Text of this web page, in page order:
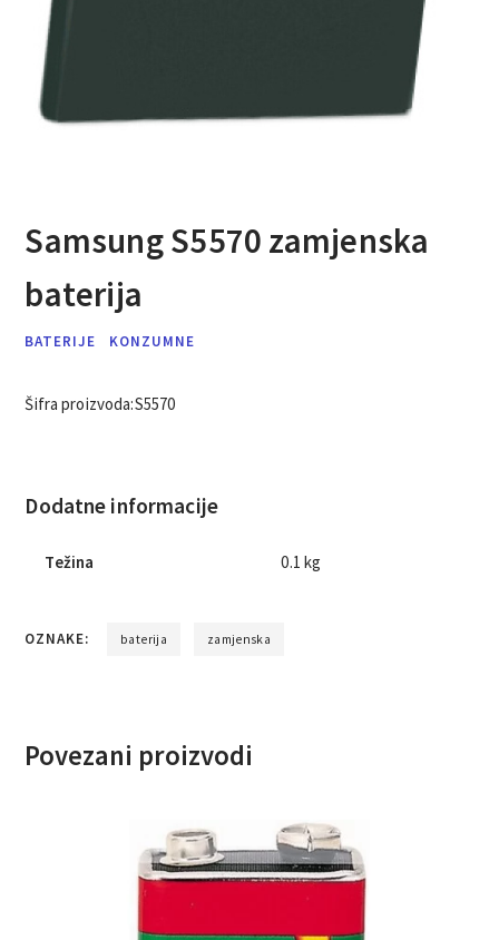
Samsung S5570 zamjenska
baterija
BATERIJE KONZUMNE
Šifra proizvoda:S5570
Dodatne informacije
Težina 0.1 kg
OZNAKE: baterija zamjenska
Povezani proizvodi